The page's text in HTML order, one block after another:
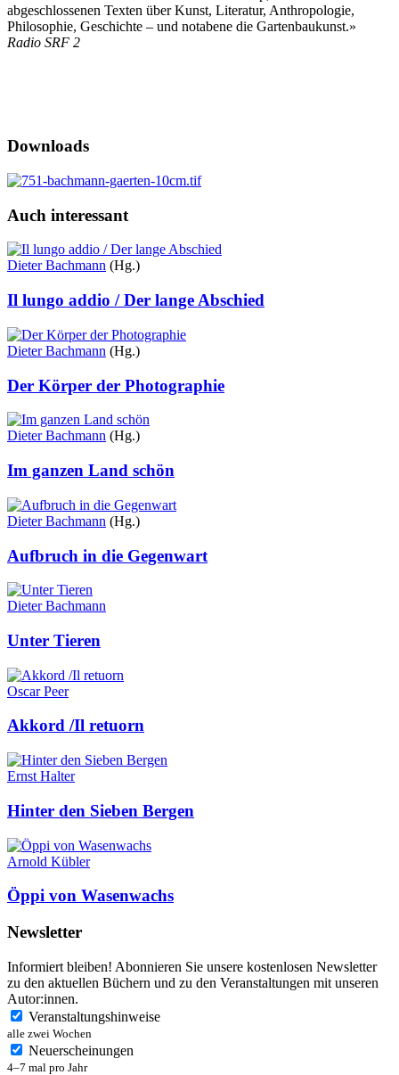
abgeschlossenen Texten über Kunst, Literatur, Anthropologie,
Philosophie, Geschichte – und notabene die Gartenbaukunst.»
Radio SRF 2
Downloads
Auch interessant
Dieter Bachmann (Hg.)
Il lungo addio / Der lange Abschied
Dieter Bachmann (Hg.)
Der Körper der Photographie
Dieter Bachmann (Hg.)
Im ganzen Land schön
Dieter Bachmann (Hg.)
Aufbruch in die Gegenwart
Dieter Bachmann
Unter Tieren
Oscar Peer
Akkord /Il retuorn
Ernst Halter
Hinter den Sieben Bergen
Arnold Kübler
Öppi von Wasenwachs
Newsletter
Informiert bleiben! Abonnieren Sie unsere kostenlosen Newsletter
zu den aktuellen Büchern und zu den Veranstaltungen mit unseren
Autor:innen.
Veranstaltungshinweise
alle zwei Wochen
Neuerscheinungen
4–7 mal pro Jahr